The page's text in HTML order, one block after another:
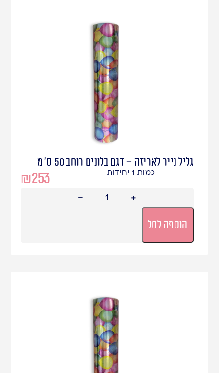
גליל נייר לאריזה – דגם בלונים רוחב 50 ס"מ
₪253 כמות 1 יחידות
הוספה לסל